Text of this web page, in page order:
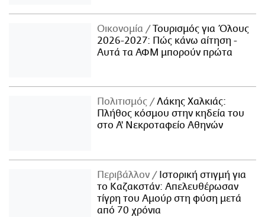
Οικονομία
Τουρισμός για Όλους
2026-2027: Πώς κάνω αίτηση -
Αυτά τα ΑΦΜ μπορούν πρώτα
Πολιτισμός
Λάκης Χαλκιάς:
Πλήθος κόσμου στην κηδεία του
στο Α' Νεκροταφείο Αθηνών
Περιβάλλον
Ιστορική στιγμή για
το Καζακστάν: Απελευθέρωσαν
τίγρη του Αμούρ στη φύση μετά
από 70 χρόνια